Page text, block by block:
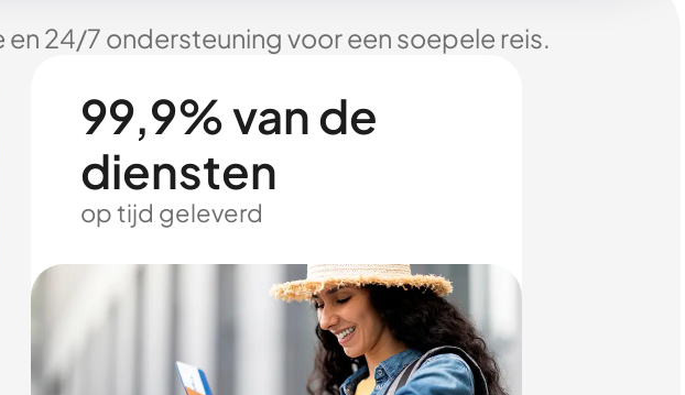
24/7 ondersteuning voor een soepele reis.
99,9% van de
diensten
op tijd geleverd